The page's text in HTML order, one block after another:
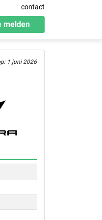
contact
melden
1 juni 2026